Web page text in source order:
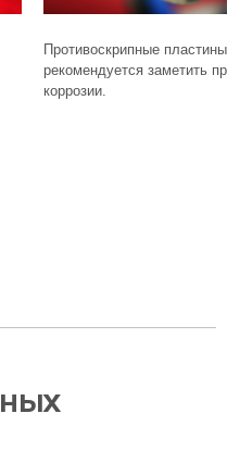
Противоскрипные пластины
рекомендуется заметить
коррозии.